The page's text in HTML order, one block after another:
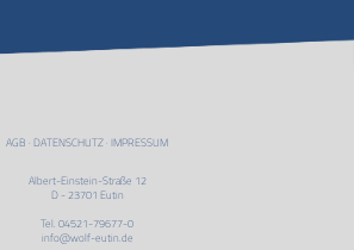
AGB · DATENSCHUTZ· IMPRESSUM
Albert-Einstein-Straße 12
D - 23701 Eutin
Tel. 04521-79677-0
info@wolf-eutin.de